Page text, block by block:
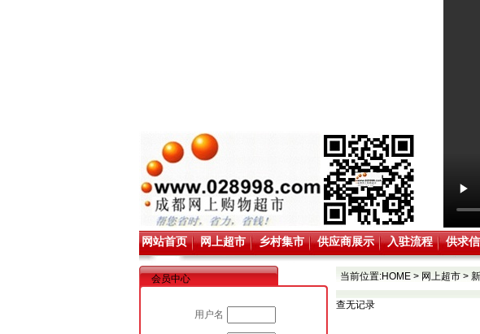
网站首页 网上超市 乡村集市 供应商展示 入驻流程 供求
会员中心
用户名
当前位置:HOME> 网上超市>
查无记录